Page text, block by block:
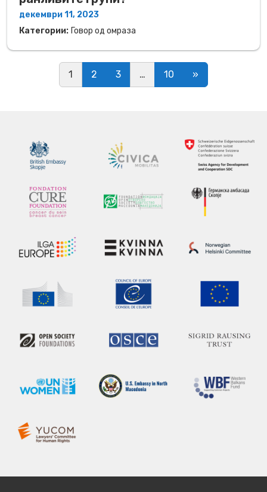
декември 11, 2023
Категории: Говор од омраза
Posts navigation
1 2 3 … 10 »